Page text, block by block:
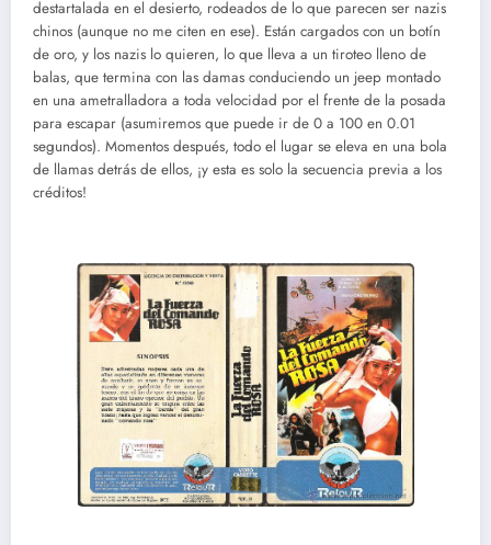
destartalada en el desierto, rodeados de lo que parecen ser nazis
chinos (aunque no me citen en ese). Están cargados con un botín
de oro, y los nazis lo quieren, lo que lleva a un tiroteo lleno de
balas, que termina con las damas conduciendo un jeep montado
en una ametralladora a toda velocidad por el frente de la posada
para escapar (asumiremos que puede ir de 0 a 100 en 0.01
segundos). Momentos después, todo el lugar se eleva en una bola
de llamas detrás de ellos, ¡y esta es solo la secuencia previa a los
créditos!